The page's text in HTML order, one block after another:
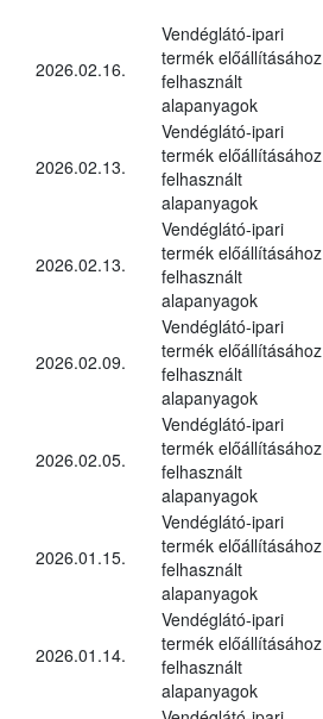
2026.02.16.
Vendéglátó-ipari
termék előállításához
felhasznált
alapanyagok
2026.02.13.
Vendéglátó-ipari
termék előállításához
felhasznált
alapanyagok
2026.02.13.
Vendéglátó-ipari
termék előállításához
felhasznált
alapanyagok
2026.02.09.
Vendéglátó-ipari
termék előállításához
felhasznált
alapanyagok
2026.02.05.
Vendéglátó-ipari
termék előállításához
felhasznált
alapanyagok
2026.01.15.
Vendéglátó-ipari
termék előállításához
felhasznált
alapanyagok
2026.01.14.
Vendéglátó-ipari
termék előállításához
felhasznált
alapanyagok